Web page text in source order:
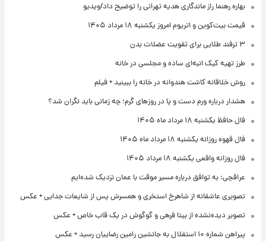
بهاره رهنما راز ماندگاری هدیه تهرانی را توضیح داد/ویدیو
قیمت بیت‌کوین و اتریوم امروز یکشنبه ۱۸ مرداد ۱۴۰۵
۳ ترفند طلایی برای تقویت عضلات بدن
طرز تهیه کیک انبه‌ای ساده و مجلسی در خانه
روش خلاقانه کاشت هندوانه در خانه را ببینید + فیلم
هشدار درباره ورم دست و پا در روزهای گرم؛ چه زمانی باید نگران شد؟
فال حافظ یکشنبه ۱۸ مرداد ماه ۱۴۰۵
فال قهوه روزانه یکشنبه ۱۸ مرداد ماه ۱۴۰۵
فال روزانه واقعی یکشنبه ۱۸ مرداد ۱۴۰۵
عراقچی: به توافق درباره مسیر موقت با عمان نزدیک شده‌ایم
تصویری عاشقانه از شاهرخ استخری و همسرش پس از شایعات جدایی + عکس
تصویر دیده‌نشده از بیتا فرهی و گوگوش در یک قاب خاص + عکس
پیراهن شماره ۱۰ استقلال به جانشین رامین رضاییان رسید + عکس